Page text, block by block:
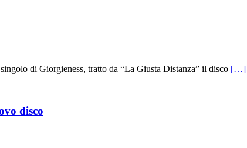
di Giorgieness, tratto da “La Giusta Distanza” il disco […]
disco